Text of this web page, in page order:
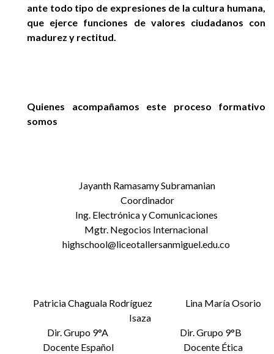
ante todo tipo de expresiones de la cultura humana,
que ejerce funciones de valores ciudadanos con
madurez y rectitud.
Quienes acompañamos este proceso formativo
somos
Jayanth Ramasamy Subramanian
Coordinador
Ing. Electrónica y Comunicaciones
Mgtr. Negocios Internacional
highschool@liceotallersanmiguel.edu.co
Patricia Chaguala Rodríguez Lina María Osorio
Isaza
Dir. Grupo 9°A Dir. Grupo 9°B
Docente Español Docente Ética